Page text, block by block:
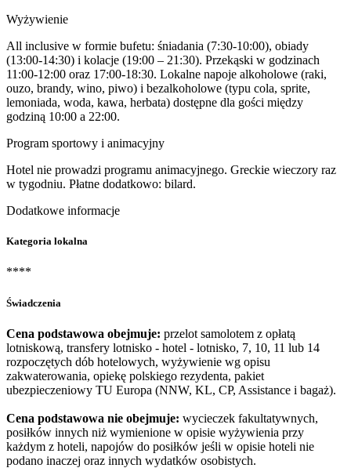
Wyżywienie
All inclusive w formie bufetu: śniadania (7:30-10:00), obiady
(13:00-14:30) i kolacje (19:00 – 21:30). Przekąski w godzinach
11:00-12:00 oraz 17:00-18:30. Lokalne napoje alkoholowe (raki,
ouzo, brandy, wino, piwo) i bezalkoholowe (typu cola, sprite,
lemoniada, woda, kawa, herbata) dostępne dla gości między
godziną 10:00 a 22:00.
Program sportowy i animacyjny
Hotel nie prowadzi programu animacyjnego. Greckie wieczory raz
w tygodniu. Płatne dodatkowo: bilard.
Dodatkowe informacje
Kategoria lokalna
****
Świadczenia
Cena podstawowa obejmuje: przelot samolotem z opłatą
lotniskową, transfery lotnisko - hotel - lotnisko, 7, 10, 11 lub 14
rozpoczętych dób hotelowych, wyżywienie wg opisu
zakwaterowania, opiekę polskiego rezydenta, pakiet
ubezpieczeniowy TU Europa (NNW, KL, CP, Assistance i bagaż).
Cena podstawowa nie obejmuje: wycieczek fakultatywnych,
posiłków innych niż wymienione w opisie wyżywienia przy
każdym z hoteli, napojów do posiłków jeśli w opisie hoteli nie
podano inaczej oraz innych wydatków osobistych.